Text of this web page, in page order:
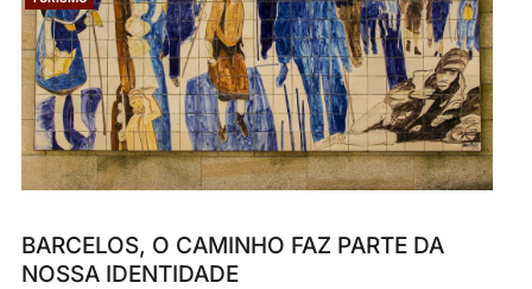
BARCELOS, O CAMINHO FAZ PARTE DA
NOSSA IDENTIDADE